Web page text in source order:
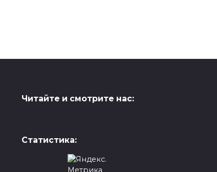
Читайте и смотрите нас:
Статистика: